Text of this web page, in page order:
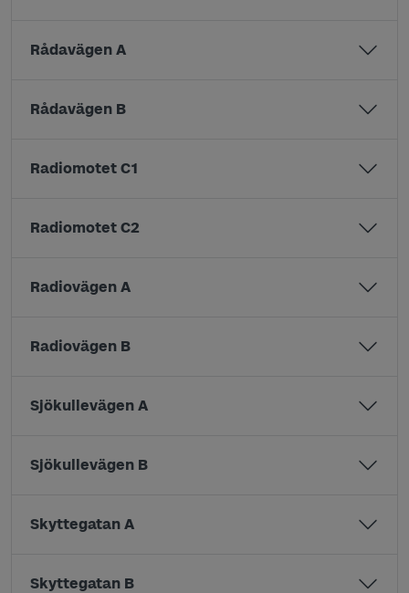
Rådavägen A
Rådavägen B
Radiomotet C1
Radiomotet C2
Radiovägen A
Radiovägen B
Sjökullevägen A
Sjökullevägen B
Skyttegatan A
Skyttegatan B